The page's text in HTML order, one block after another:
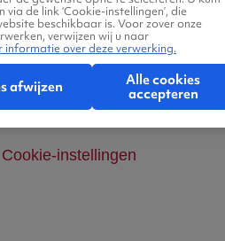
Platform Transparantie
Cookiebeleid
Cookie-instellingen
de link ‘Cookie-instellingen’, die
beschikbaar is. Voor zover onze
verwijzen wij u naar
over deze verwerking.
afwijzen
Alle cookies
accepteren